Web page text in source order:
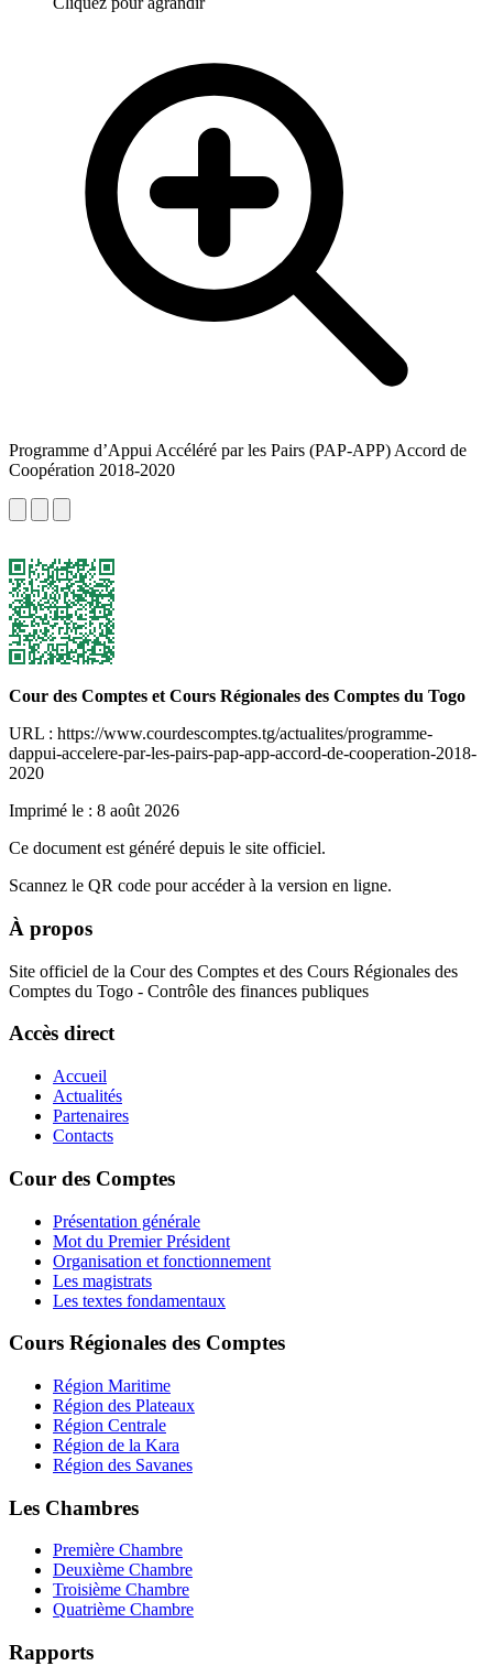
Programme d’Appui Accéléré par les Pairs (PAP-APP) Accord de
Coopération 2018-2020
Cour des Comptes et Cours Régionales des Comptes du Togo
URL : https://www.courdescomptes.tg/actualites/programme-
dappui-accelere-par-les-pairs-pap-app-accord-de-cooperation-2018-
2020
Imprimé le : 8 août 2026
Ce document est généré depuis le site officiel.
Scannez le QR code pour accéder à la version en ligne.
À propos
Site officiel de la Cour des Comptes et des Cours Régionales des
Comptes du Togo - Contrôle des finances publiques
Accès direct
Accueil
Actualités
Partenaires
Contacts
Cour des Comptes
Présentation générale
Mot du Premier Président
Organisation et fonctionnement
Les magistrats
Les textes fondamentaux
Cours Régionales des Comptes
Région Maritime
Région des Plateaux
Région Centrale
Région de la Kara
Région des Savanes
Les Chambres
Première Chambre
Deuxième Chambre
Troisième Chambre
Quatrième Chambre
Rapports